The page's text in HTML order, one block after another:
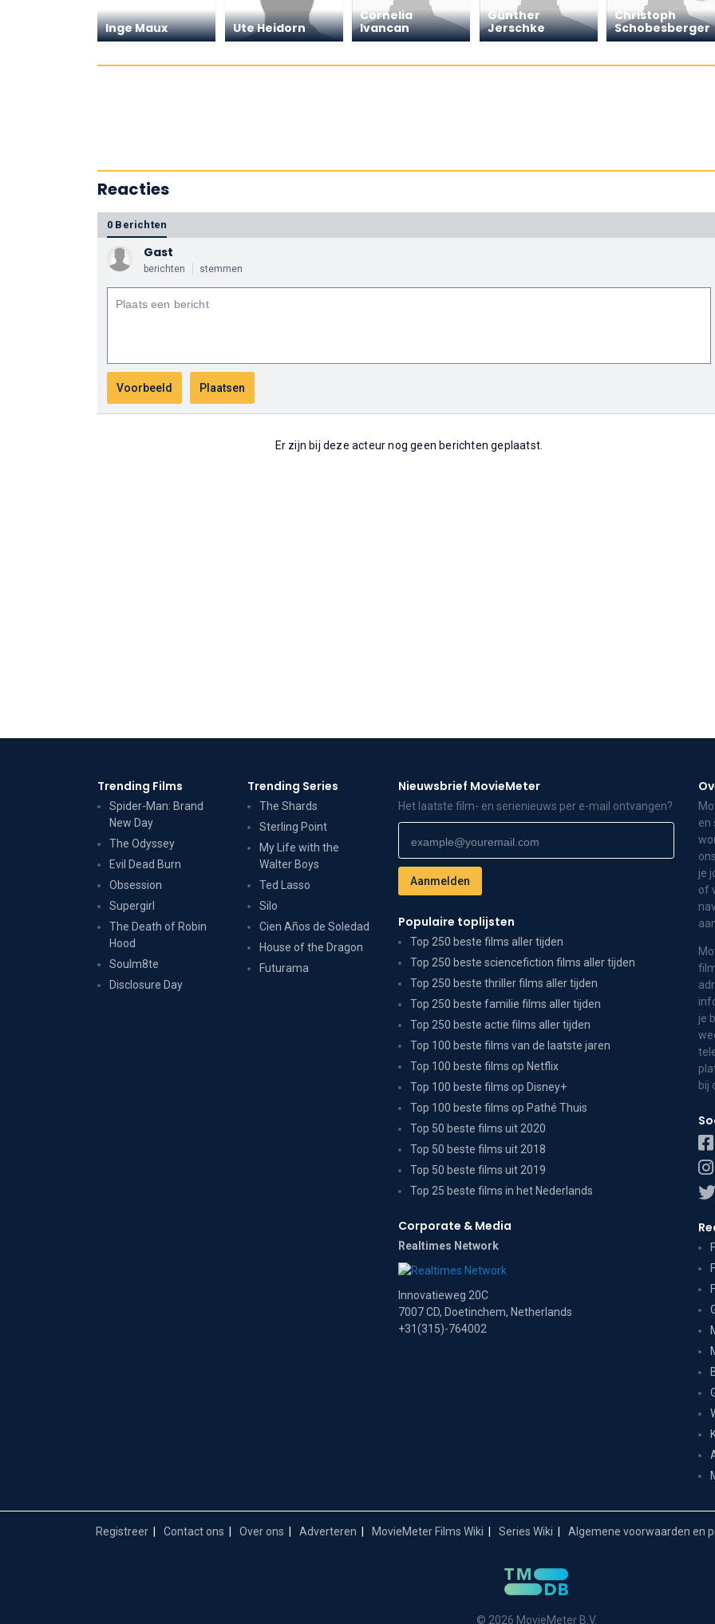
Inge Maux Ute Heidorn
Cornelia
Ivancan
Günther
Jerschke
Christoph
Schobesberger
Reacties
0 Berichten
Gast
berichten stemmen
Er zijn bij deze acteur nog geen berichten geplaatst.
Trending Films
Spider-Man: Brand
New Day
The Odyssey
Evil Dead Burn
Obsession
Supergirl
The Death of Robin
Hood
Soulm8te
Disclosure Day
Trending Series
The Shards
Sterling Point
My Life with the
Walter Boys
Ted Lasso
Silo
Cien Años de Soledad
House of the Dragon
Futurama
Nieuwsbrief MovieMeter
Het laatste film- en serienieuws per e-mail ontvangen?
Populaire toplijsten
Top 250 beste films aller tijden
Top 250 beste sciencefiction films aller tijden
Top 250 beste thriller films aller tijden
Top 250 beste familie films aller tijden
Top 250 beste actie films aller tijden
Top 100 beste films van de laatste jaren
Top 100 beste films op Netflix
Top 100 beste films op Disney+
Top 100 beste films op Pathé Thuis
Top 50 beste films uit 2020
Top 50 beste films uit 2018
Top 50 beste films uit 2019
Top 25 beste films in het Nederlands
Corporate & Media
Realtimes Network
Innovatieweg 20C
7007 CD, Doetinchem, Netherlands
+31(315)-764002
en
je
of
je
bij
Registreer Contact ons Over ons Adverteren MovieMeter Films Wiki Series Wiki Algemene voorwaarden en
© 2026 MovieMeter B.V.